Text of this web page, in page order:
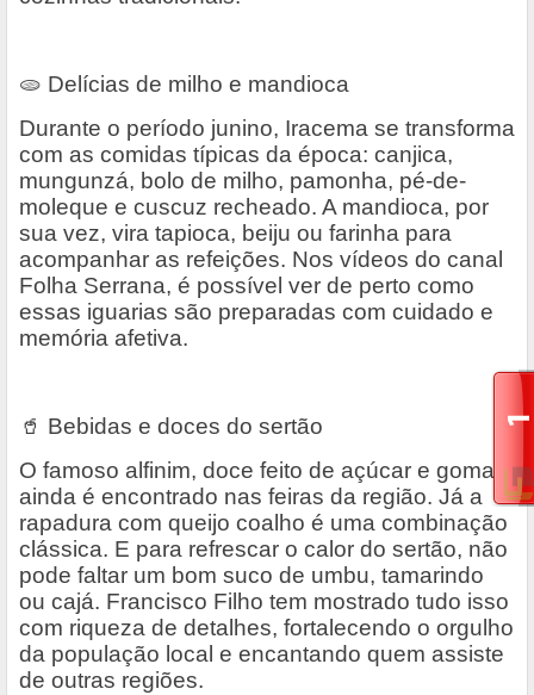
🫓 Delícias de milho e mandioca
Durante o período junino, Iracema se transforma
com as comidas típicas da época: canjica,
mungunzá, bolo de milho, pamonha, pé-de-
moleque e cuscuz recheado. A mandioca, por
sua vez, vira tapioca, beiju ou farinha para
acompanhar as refeições. Nos vídeos do canal
Folha Serrana, é possível ver de perto como
essas iguarias são preparadas com cuidado e
memória afetiva.
🥤 Bebidas e doces do sertão
O famoso alfinim, doce feito de açúcar e goma,
ainda é encontrado nas feiras da região. Já a
rapadura com queijo coalho é uma combinação
clássica. E para refrescar o calor do sertão, não
pode faltar um bom suco de umbu, tamarindo
ou cajá. Francisco Filho tem mostrado tudo isso
com riqueza de detalhes, fortalecendo o orgulho
da população local e encantando quem assiste
de outras regiões.